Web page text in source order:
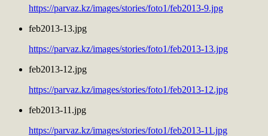
https://parvaz.kz/images/stories/foto1/feb2013-9.jpg
feb2013-13.jpg
https://parvaz.kz/images/stories/foto1/feb2013-13.jpg
feb2013-12.jpg
https://parvaz.kz/images/stories/foto1/feb2013-12.jpg
feb2013-11.jpg
https://parvaz.kz/images/stories/foto1/feb2013-11.jpg